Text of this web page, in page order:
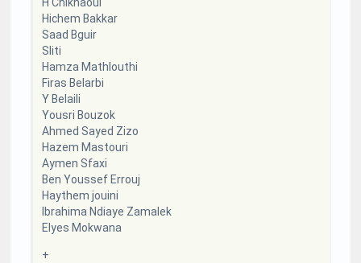
Hichem Bakkar
Saad Bguir
Sliti
Hamza Mathlouthi
Firas Belarbi
Y Belaili
Yousri Bouzok
Ahmed Sayed Zizo
Hazem Mastouri
Aymen Sfaxi
Ben Youssef Errouj
Haythem jouini
Ibrahima Ndiaye Zamalek
Elyes Mokwana
+